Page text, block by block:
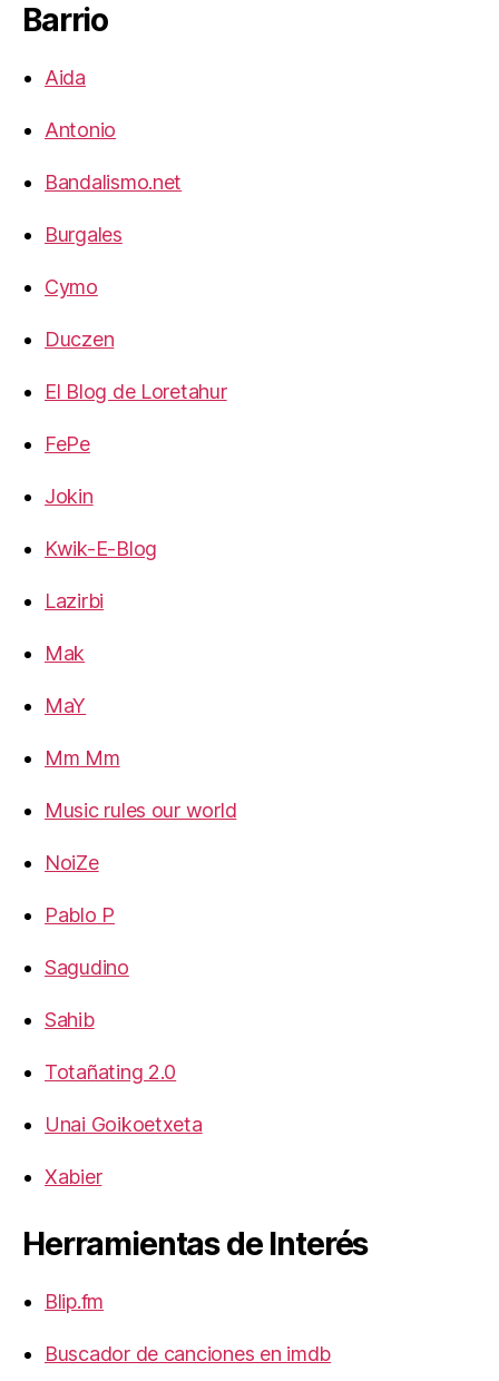
Barrio
Aida
Antonio
Bandalismo.net
Burgales
Cymo
Duczen
El Blog de Loretahur
FePe
Jokin
Kwik-E-Blog
Lazirbi
Mak
MaY
Mm Mm
Music rules our world
NoiZe
Pablo P
Sagudino
Sahib
Totañating 2.0
Unai Goikoetxeta
Xabier
Herramientas de Interés
Blip.fm
Buscador de canciones en imdb